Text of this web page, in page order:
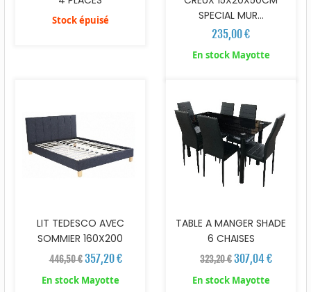
Stock épuisé
SPECIAL MUR...
235,00 €
En stock Mayotte
LIT TEDESCO AVEC
SOMMIER 160X200
446,50 € 357,20 €
En stock Mayotte
TABLE A MANGER SHADE
6 CHAISES
323,20 €307,04 €
En stock Mayotte